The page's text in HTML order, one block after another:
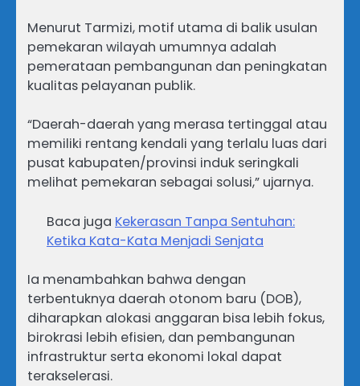
Menurut Tarmizi, motif utama di balik usulan
pemekaran wilayah umumnya adalah
pemerataan pembangunan dan peningkatan
kualitas pelayanan publik.
“Daerah-daerah yang merasa tertinggal atau
memiliki rentang kendali yang terlalu luas dari
pusat kabupaten/provinsi induk seringkali
melihat pemekaran sebagai solusi,” ujarnya.
Baca juga Kekerasan Tanpa Sentuhan:
Ketika Kata-Kata Menjadi Senjata
Ia menambahkan bahwa dengan
terbentuknya daerah otonom baru (DOB),
diharapkan alokasi anggaran bisa lebih fokus,
birokrasi lebih efisien, dan pembangunan
infrastruktur serta ekonomi lokal dapat
terakselerasi.